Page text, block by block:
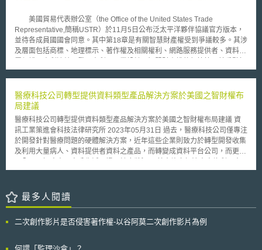
其原因，丹麥因公共債務與政府赤字的減少，其「經濟表現」大幅提升。至
於新加坡，雖於2019年與2020年皆居於榜首，去年則滑落至第5名。對
此，IMD主管Arturo Bris表示，新加坡嚴格的防疫政策，限制了國際服務與
人員流動，致使去年的全球競爭力排名下滑。然新加坡今年排名上升係因
「經濟表現」強勁，其「國內生產總值」增長，「國內經濟」、「國際貿
14、「科學基礎建設」排名第16、「健康與環境」更排名第25，仍處於相
展所帶來的挑戰（如全球供應鏈中斷、商品價格上漲等）、協助仍受
COVID-19疫情影響的行業復甦經濟，並幫助企業走向低碳未來等永續發展
方面作改善。 而我國，由去年第8名進步至今年第7名，突顯我國在全
球COVID-19疫情肆虐之情況下，整體競爭力仍獲國際肯定。政府亦將以本
報告之評比結果為鑒，協助企業加強全球布局，並積極推動前瞻基礎建設、
六大核心戰略產業、2050淨零排放等產業轉型升級，期盼能持續提升我國
競爭力。
美國貿易代表辦公室（the Office of the United States Trade
Representative,簡稱USTR）於11月5日公布泛太平洋夥伴協議官方版本，
並待各成員國國會同意。其中第18章是有關智慧財產權受到爭議較多。其涉
及層面包括商標、地理標示、著作權及相關權利、網路服務提供者、資料專
下： （1）商標：TPP規定不得以視覺可感知的標識作為申請商標註冊的要
（3）著作權及相關權利：其中最重要者為將著作、表演或錄音物的著作權
保護期間，延長至70年。 （4）網路服務提供者：TPP要求對ISP業者提供
法律誘因，免除其可能擔負的共同侵權責任，鼓勵其與著作權人合作，共同
遏止網路侵權。 （5）資料專屬保護：TPP要求對農藥或醫藥品提供資料專
屬保護，保護期間為新化學性農藥至少10年；新成分新藥至少5年；已知藥
品之新適應症、新複方或新投藥方法之臨床資料至少3年；新生物藥品至少8
年或5年（併同其他有效保護市場機制）。 （6）專利連結：TPP要求建立
計之保護。 （9）智慧財產權保護的執行：TPP規定法院有權判決敗訴方負
擔訴訟及律師費用費用；透過行政、司法及海關等層面採取迅速保全措施等
等。
醫療科技公司轉型提供資料類型產品解決方案於美國之智財權布
局建議
醫療科技公司轉型提供資料類型產品解決方案於美國之智財權布局建議 資
訊工業策進會科技法律研究所 2023年05月31日 過去，醫療科技公司僅專注
於開發針對醫療問題的硬體解決方案，近年這些企業則致力於轉型開發收集
及利用大量病人、資料提供者資料之產品，而轉變成資料平台公司，而更可
工智慧(Artificial Intelligence, AI)及機器學習(Machine Learning, ML)，相較
研發成果之方式將發生改變，如何選擇合適的智慧財產權保護研發成果成為
企業重要課題，此亦影響企業如何做智慧財產布局及擬定公司相關經營策
力於開發醫療器材軟體(Software as a Medical Device, SaMD)、醫療設備
工智慧等新興領域時可以參考以下提供之思考方向選擇對於企業發展最適切
最多人閱讀
二次創作影片是否侵害著作權-以谷阿莫二次創作影片為例